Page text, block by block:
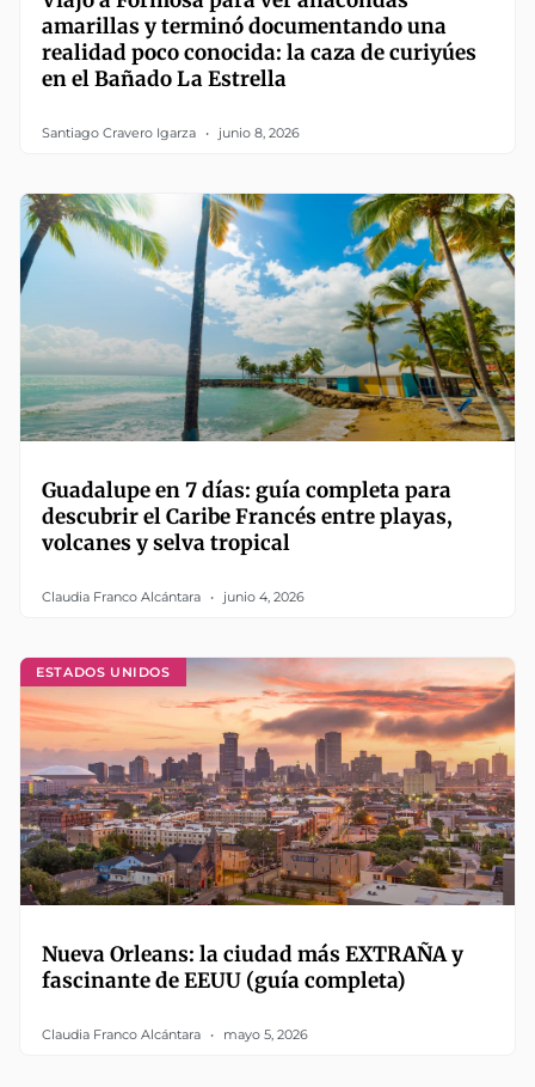
amarillas y terminó documentando una
realidad poco conocida: la caza de curiyúes
en el Bañado La Estrella
Santiago Cravero Igarza junio 8, 2026
Guadalupe en 7 días: guía completa para
descubrir el Caribe Francés entre playas,
volcanes y selva tropical
Claudia Franco Alcántara junio 4, 2026
ESTADOS UNIDOS
Nueva Orleans: la ciudad más EXTRAÑA y
fascinante de EEUU (guía completa)
Claudia Franco Alcántara mayo 5, 2026